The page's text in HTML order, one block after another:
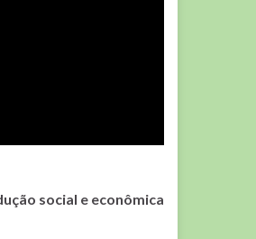
social e econômica